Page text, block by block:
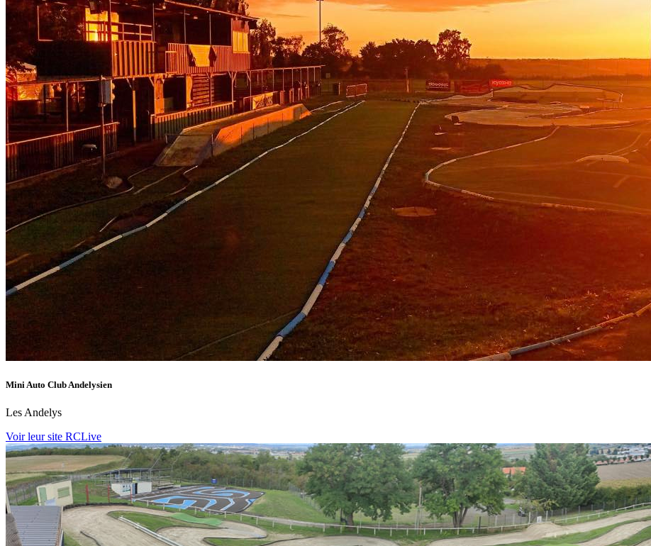
Mini Auto Club Andelysien
Les Andelys
Voir leur site RCLive